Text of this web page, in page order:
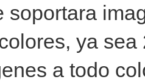
soportara
ya sea
a todo